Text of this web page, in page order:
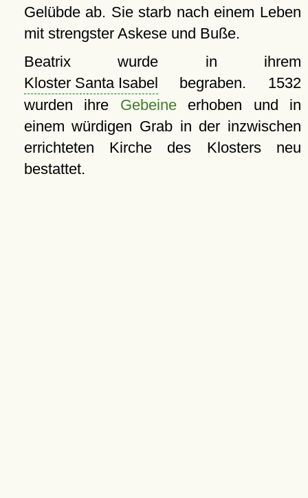
Gelübde ab. Sie starb nach einem Leben
mit strengster Askese und Buße.
Beatrix wurde in ihrem
Kloster Santa Isabel begraben. 1532
wurden ihre Gebeineerhoben und in
einem würdigen Grab in der inzwischen
errichteten Kirche des Klosters neu
bestattet.